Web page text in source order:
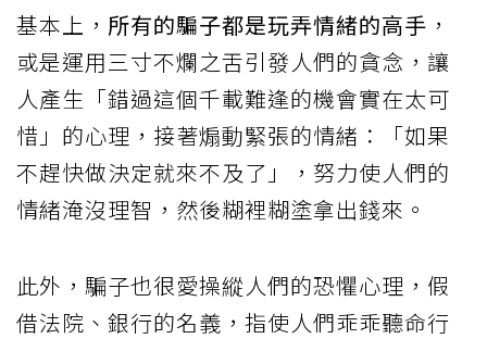
基本上， 所有的騙子都是玩弄情緒的高手 ，
或是運用三寸不爛之舌引發人們的貪念，讓
人產生「錯過這個千載難逢的機會實在太可
惜」的心理，接著煽動緊張的情緒：「如果
不趕快做決定就來不及了」，努力使人們的
情緒淹沒理智，然後糊裡糊塗拿出錢來。
此外，騙子也很愛操縱人們的恐懼心理，假
借法院、銀行的名義，指使人們乖乖聽命行